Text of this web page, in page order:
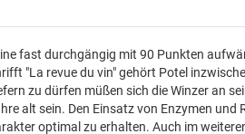
fast durchgängig mit 90 Punkten
"La revue du vin" gehört Potel
zu dürfen müßen sich die Winzer an
alt sein. Den Einsatz von Enzymen
optimal zu erhalten. Auch im